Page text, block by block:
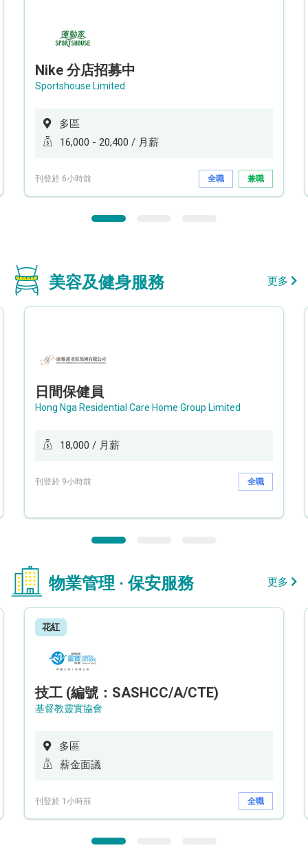
Nike 分店招募中
Sportshouse Limited
多區
16,000 - 20,400 / 月薪
刊登於 6小時前 全職 兼職
美容及健身服務 更多
日間保健員
Hong Nga Residential Care Home Group Limited
18,000 / 月薪
刊登於 9小時前 全職
物業管理 · 保安服務 更多
花紅
技工 (編號：SASHCC/A/CTE)
基督教靈實協會
多區
薪金面議
刊登於 1小時前 全職